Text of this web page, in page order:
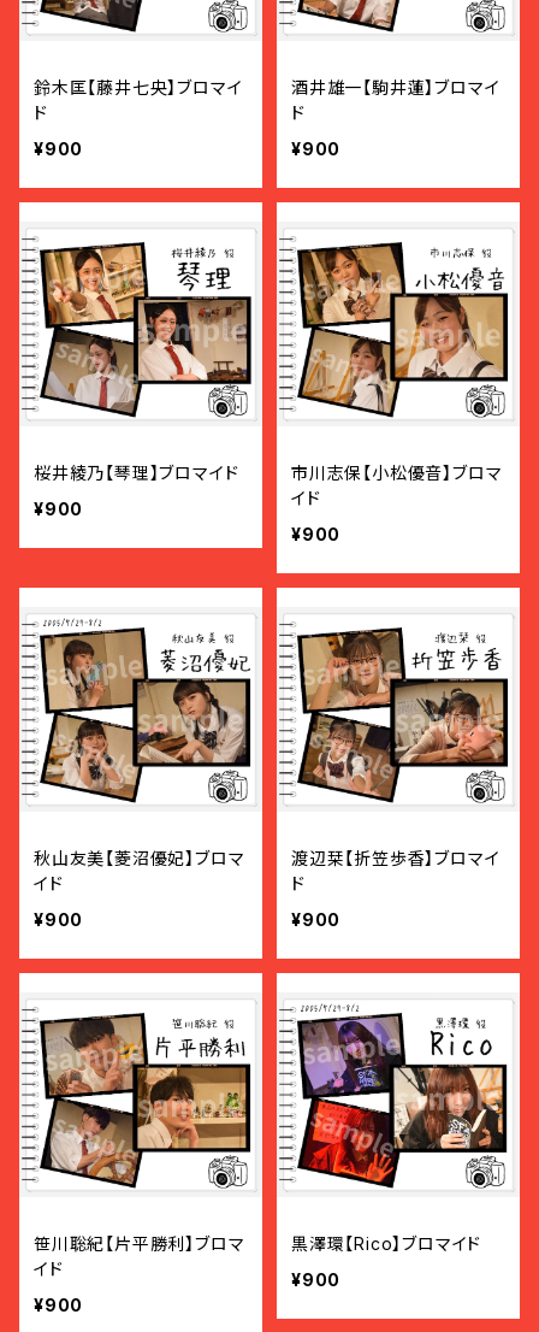
鈴木匡【藤井七央】ブロマイ
ド
¥900
酒井雄一【駒井蓮】ブロマイ
ド
¥900
桜井綾乃【琴理】ブロマイド
¥900
市川志保【小松優音】ブロマ
イド
¥900
秋山友美【菱沼優妃】ブロマ
イド
¥900
渡辺栞【折笠歩香】ブロマイ
ド
¥900
笹川聡紀【片平勝利】ブロマ
イド
¥900
黒澤環【Rico】ブロマイド
¥900